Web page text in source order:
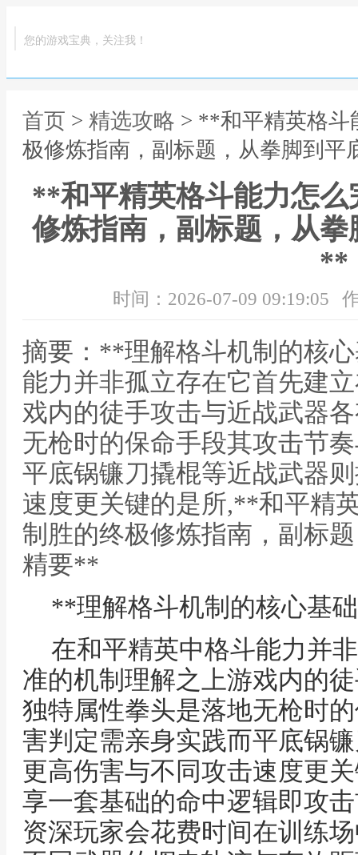
您的游戏宝典，关注我！
首页 > 精选攻略 > **和平精英格斗
极修炼指南，副标题，从拳脚到平
**和平精英格斗能力怎
修炼指南，副标题，从
**
时间：2026-07-09 09:19:05
摘要：**理解格斗机制的核
能力并非孤立存在它首先建
戏内的徒手攻击与近战武器
无枪时的保命手段其攻击节
平底锅镰刀撬棍等近战武器
速度更关键的是所,**和平精
制胜的终极修炼指南，副标
精要**
**理解格斗机制的核心基
在和平精英中格斗能力并
准的机制理解之上游戏内的
独特属性拳头是落地无枪时
害判定需亲身实践而平底锅
更高伤害与不同攻击速度更
享一套基础的命中逻辑即攻
资深玩家会花费时间在训练